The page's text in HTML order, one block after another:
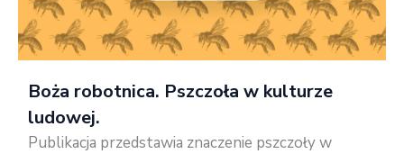
Boża robotnica. Pszczoła w kulturze
ludowej.
Publikacja przedstawia znaczenie pszczoły w